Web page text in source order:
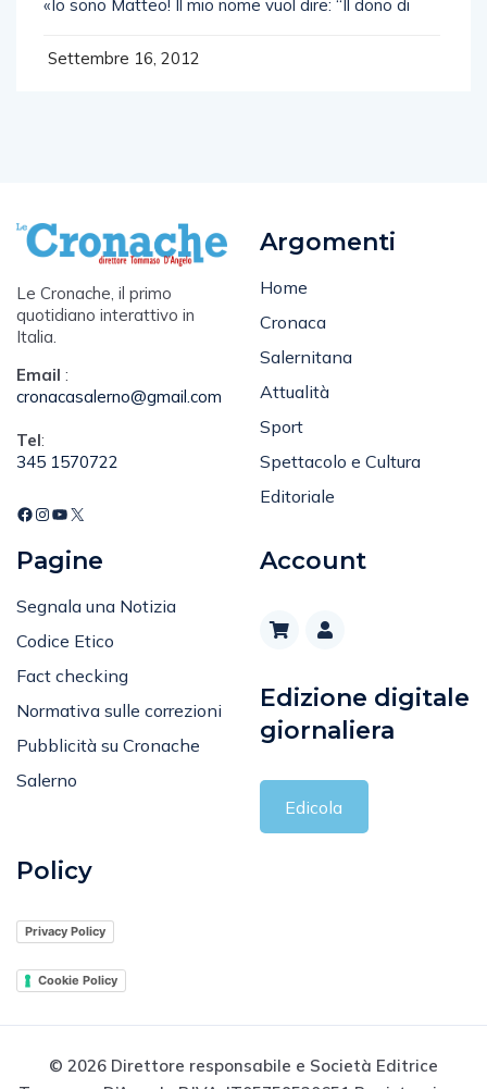
«Io sono Matteo! Il mio nome vuol dire: “Il dono di
Settembre 16, 2012
Le Cronache, il primo
quotidiano interattivo in
Italia.
Email :
cronacasalerno@gmail.com
Tel:
345 1570722
Argomenti
Home
Cronaca
Salernitana
Attualità
Sport
Spettacolo e Cultura
Editoriale
Pagine
Segnala una Notizia
Codice Etico
Fact checking
Normativa sulle correzioni
Pubblicità su Cronache
Salerno
Account
Edizione digitale
giornaliera
Edicola
Policy
Privacy Policy
Cookie Policy
© 2026 Direttore responsabile e Società Editrice